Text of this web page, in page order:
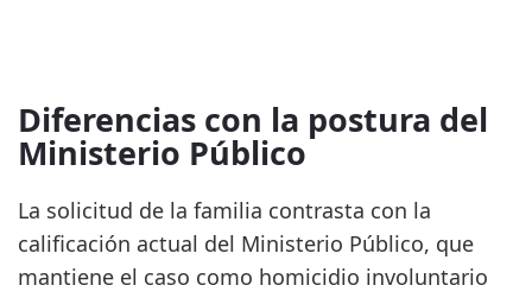
Diferencias con la postura del
Ministerio Público
La solicitud de la familia contrasta con la
calificación actual del Ministerio Público, que
mantiene el caso como homicidio involuntario